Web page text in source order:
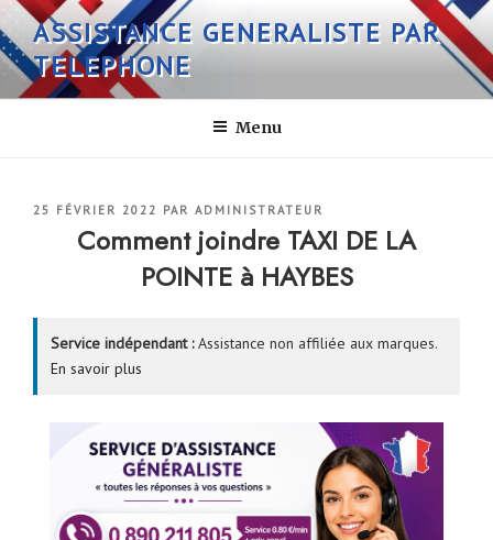
Aller
au
contenu
principal
ASSISTANCE GENERALISTE PAR
TELEPHONE
Menu
PUBLIÉ
25 FÉVRIER 2022 PAR ADMINISTRATEUR
Comment joindre TAXI DE LA
POINTE à HAYBES
Service indépendant :Assistance non affiliée aux marques.
En savoir plus